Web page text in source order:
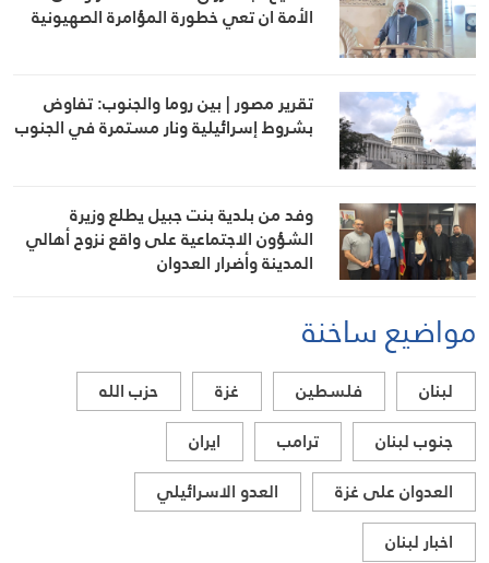
الأمة ان تعي خطورة المؤامرة الصهيونية
تقرير مصور | بين روما والجنوب: تفاوض
بشروط إسرائيلية ونار مستمرة في الجنوب
وفد من بلدية بنت جبيل يطلع وزيرة
الشؤون الاجتماعية على واقع نزوح أهالي
المدينة وأضرار العدوان
مواضيع ساخنة
لبنان فلسطين غزة
حزب الله
جنوب لبنان
ترامب
ايران
العدوان على غزة
العدو الاسرائيلي
اخبار لبنان